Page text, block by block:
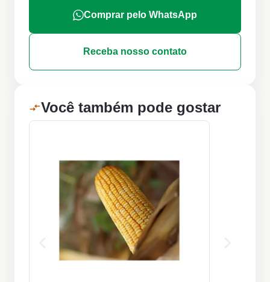
Comprar pelo WhatsApp
Receba nosso contato
Você também pode gostar